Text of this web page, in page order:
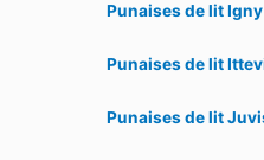
Punaises de lit Igny
Punaises de lit
Punaises de lit